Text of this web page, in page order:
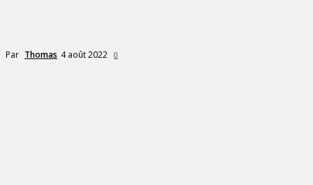
Par Thomas 4 août 2022 0